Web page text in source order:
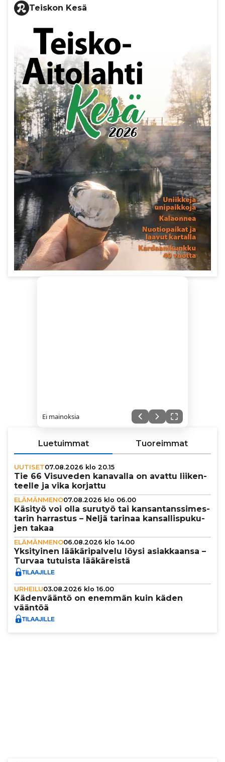
Teiskon Kesä
Ei mainoksia
Luetuimmat Tuoreimmat
UUTISET07.08.2026 klo 20.15
Tie 66 Visuveden kanavalla on avattu lii­ken­
teelle ja vika korjattu
ELÄMÄNMENO07.08.2026 klo 06.00
Käsityö voi olla surutyö tai kan­san­tans­si­mes­
ta­rin harrastus – Neljä tarinaa kan­sal­lis­pu­ku­
jen takaa
ELÄMÄNMENO06.08.2026 klo 14.00
Yksi­tyi­nen lää­kä­ri­pal­velu löysi asi­ak­kaansa –
Turvaa tutuista lää­kä­reistä
URHEILU03.08.2026 klo 16.00
Käden­vääntö on enemmän kuin käden
vääntöä